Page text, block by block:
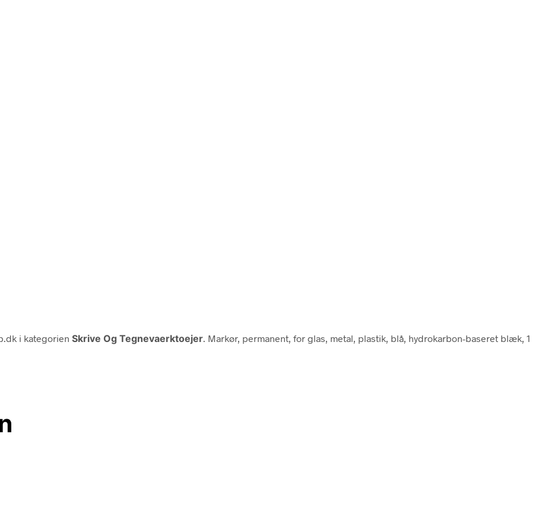
i kategorien Skrive Og Tegnevaerktoejer . Markør, permanent, for glas, metal, plastik, blå, hydrokarbon-baseret blæk, 1